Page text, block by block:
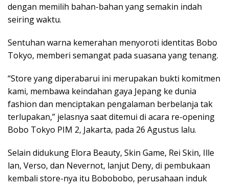
dengan memilih bahan-bahan yang semakin indah
seiring waktu.
Sentuhan warna kemerahan menyoroti identitas Bobo
Tokyo, memberi semangat pada suasana yang tenang.
“Store yang diperabarui ini merupakan bukti komitmen
kami, membawa keindahan gaya Jepang ke dunia
fashion dan menciptakan pengalaman berbelanja tak
terlupakan,” jelasnya saat ditemui di acara re-opening
Bobo Tokyo PIM 2, Jakarta, pada 26 Agustus lalu.
Selain didukung Elora Beauty, Skin Game, Rei Skin, Ille
lan, Verso, dan Nevernot, lanjut Deny, di pembukaan
kembali store-nya itu Bobobobo, perusahaan induk